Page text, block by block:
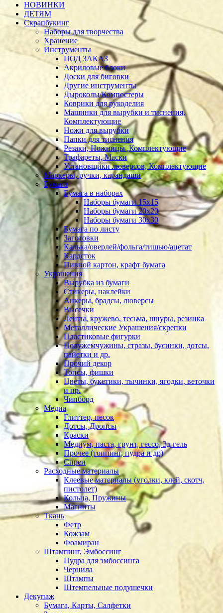
НОВИНКИ
ДЕТЯМ
Скрапбукинг
Наборы для творчества
Хранение
Инструменты
ПОД ЗАКАЗ
Акриловые блоки
Доски для биговки
Другие инструменты
Дыроколы/Компостеры
Коврики для рукоделия
Машинки для вырубки и тиснения,
Комплектующие
Ножи для вырубки
Папки для тиснения
Резаки, Ножницы ,Комплектующие
Трафареты, Маски
Установщики люверсов, Комплектующие
Маркеры, ручки, карандаши
Бумага
Бумага в наборах
Наборы бумаги 15х15
Наборы бумаги 20х20
Наборы бумаги 30х30
Бумага по листу
Заготовки
Калька/оверлей/фольга/тишью/ацетат
Кардсток
Пивной картон, крафт бумага
Украшения
Вырубка из бумаги
Стикеры, наклейки
Анкеры, брадсы, люверсы
Высечки
Ленты, кружево, тесьма, шнуры, резинка
Металлические Украшения/скрепки
Пластиковые фигурки
Полужемчужины, стразы, бусинки, дотсы,
пайетки и др.
Прочий декор
Топсы, фишки
Цветы, букетики, тычинки, ягодки, веточки
и пр.
Чипборд
Медиа
Глиттер, песок
Дотсы, Дропсы
Краски
Медиум, паста, грунт, гессо, 3д гель
Прочее (топпинг, пудра и др)
Спреи
Расходные материалы
Клеевые материалы (уголки, клей, скотч,
пистолет)
Кольца, Пружины
Магниты
Ткань
Фетр
Кожзам
Фоамиран
Штампинг, Эмбоссинг
Пудра для эмбоссинга
Чернила
Штампы
Штемпельные подушечки
Декупаж
Бумага, Карты, Салфетки